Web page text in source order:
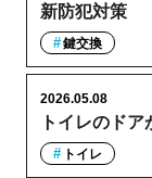
新防犯対策
鍵交換
トイレのド
2026.05.08
トイレ